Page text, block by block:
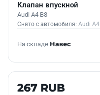
Клапан впускной
Audi A4 B8
Снято с автомобиля: Audi A4
На складе Навес
Б/У В НАЛИЧИИ
267 RUB